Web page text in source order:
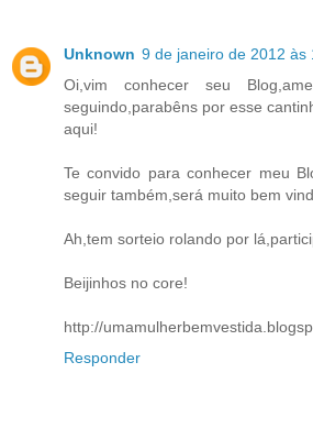
Unknown 9 de janeiro de 2012 às
Oi,vim conhecer seu
seguindo,parabêns por esse
aqui!
Te convido para conhecer meu
seguir também,será muito bem
Ah,tem sorteio rolando por
Beijinhos no core!
http://
Responder